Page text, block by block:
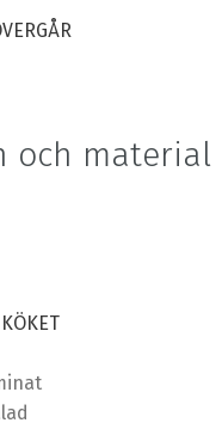
och material